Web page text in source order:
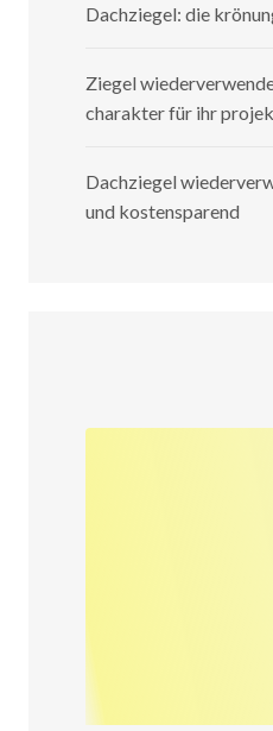
Dachziegel: die
Ziegel
charakter für ihr
Dachziegel
und kostensparend